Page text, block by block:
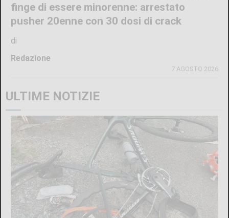
finge di essere minorenne: arrestato
pusher 20enne con 30 dosi di crack
di
Redazione
7 AGOSTO 2026
ULTIME NOTIZIE